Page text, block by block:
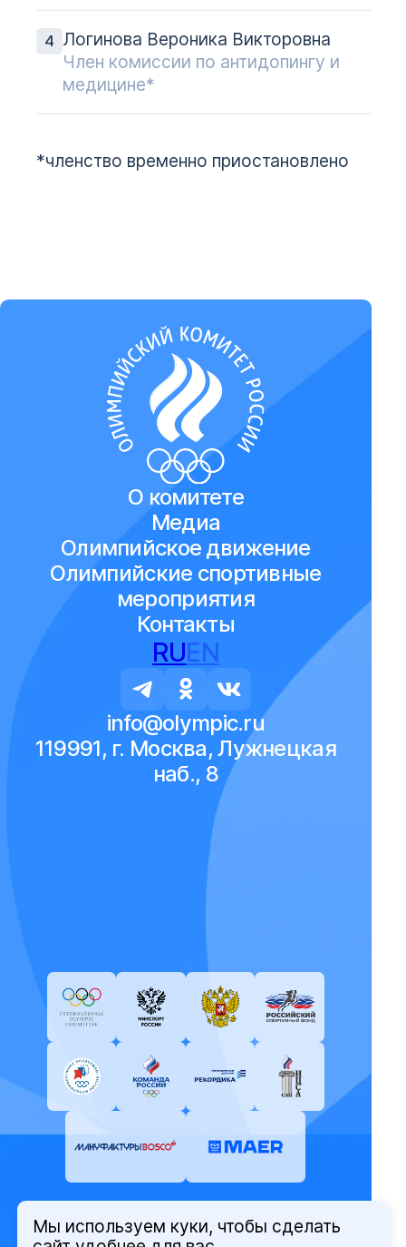
Логинова Вероника Викторовна
Член комиссии по антидопингу и
медицине*
*членство временно приостановлено
О комитете
Медиа
Олимпийское движение
Олимпийские спортивные
мероприятия
Контакты
RUEN
info@olympic.ru
119991, г. Москва, Лужнецкая
наб., 8
© Олимпийский комитет России,
Мы используем куки, чтобы сделать